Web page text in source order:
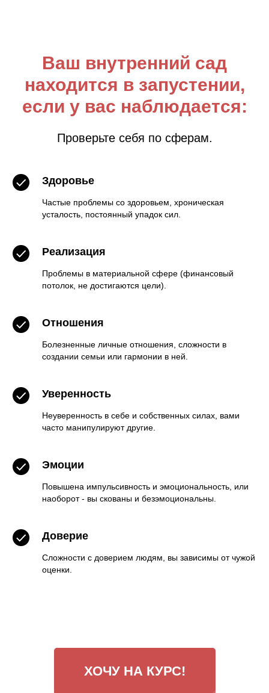
Ваш внутренний сад
находится в запустении,
если у вас наблюдается:
Проверьте себя по сферам.
Здоровье
Частые проблемы со здоровьем, хроническая
усталость, постоянный упадок сил.
Реализация
Проблемы в материальной сфере (финансовый
потолок, не достигаются цели).
Отношения
Болезненные личные отношения, сложности в
создании семьи или гармонии в ней.
Уверенность
Неуверенность в себе и собственных силах, вами
часто манипулируют другие.
Эмоции
Повышена импульсивность и эмоциональность, или
наоборот - вы скованы и безэмоциональны.
Доверие
Сложности с доверием людям, вы зависимы от чужой
оценки.
ХОЧУ НА КУРС!